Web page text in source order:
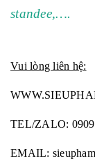
standee,….
Vui lòng liên hệ:
TEL/ZALO:
EMAIL: